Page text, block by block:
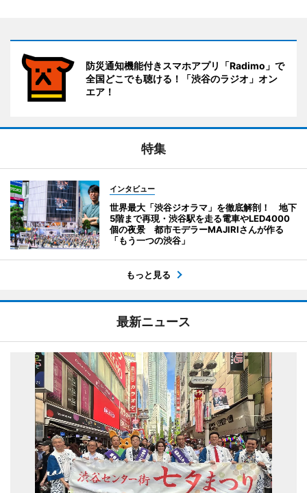
防災通知機能付きスマホアプリ「Radimo」で
全国どこでも聴ける！「渋谷のラジオ」オン
エア！
特集
インタビュー
世界最大「渋谷ジオラマ」を徹底解剖！ 地下
5階まで再現・渋谷駅を走る電車やLED4000
個の夜景 都市モデラーMAJIRIさんが作る
「もう一つの渋谷」
もっと見る
最新ニュース